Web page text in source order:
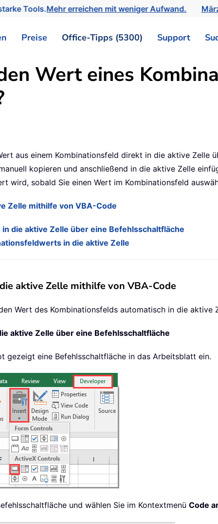
Tools.Mehr erreichen mit weniger Aufwand.
Preise Office-Tipps (5300) Support
Wert eines
aus einem Kombinationsfeld direkt in die aktive Zelle
kopieren und anschließend in die aktive Zelle
wird, sobald Sie einen Wert im Kombinationsfeld
Zelle mithilfe von VBA-Code
die aktive Zelle über eine Befehlsschaltfläche
in die aktive Zelle
aktive Zelle mithilfe von VBA-Code
Wert des Kombinationsfelds automatisch in die
aktive Zelle über eine Befehlsschaltfläche
gezeigt eine Befehlsschaltfläche in das Arbeitsblatt ein.
und wählen Sie im Kontextmenü Code